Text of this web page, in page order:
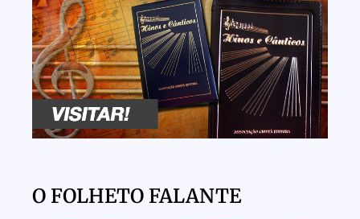
O FOLHETO FALANTE